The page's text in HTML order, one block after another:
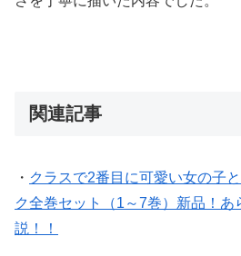
関連記事
・ クラスで2番目に可愛い女の子
ク全巻セット（1～7巻）新品！
説！！